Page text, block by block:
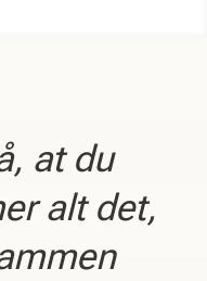
at du
alt det,